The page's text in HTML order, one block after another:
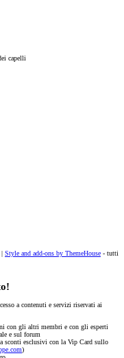
capelli
Style and add-ons by ThemeHouse - tutti
a contenuti e servizi riservati ai
con gli altri membri e con gli esperti
e sul forum
sconti esclusivi con la Vip Card sullo
)